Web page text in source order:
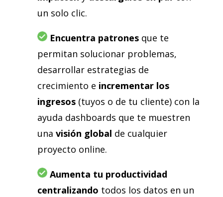
un solo clic.
Encuentra patronesque te
permitan solucionar problemas,
desarrollar estrategias de
crecimiento e incrementar los
ingresos(tuyos o de tu cliente) con la
ayuda dashboards que te muestren
una visión global de cualquier
proyecto online.
Aumenta tu productividad
centralizando todos los datos en un